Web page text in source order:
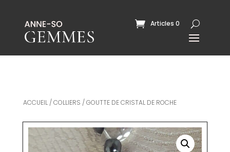
Articles 0
ACCUEIL/COLLIERS / GOUTTE DE CRISTAL DE ROCHE